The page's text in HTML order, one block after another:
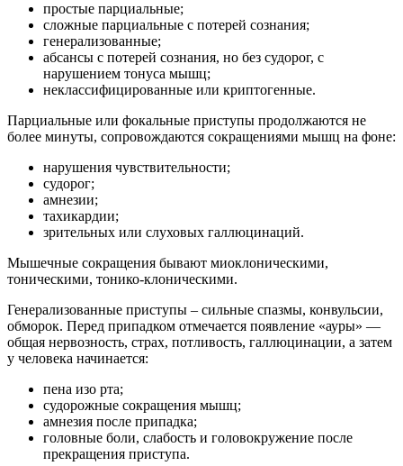
простые парциальные;
сложные парциальные с потерей сознания;
генерализованные;
абсансы с потерей сознания, но без судорог, с
нарушением тонуса мышц;
неклассифицированные или криптогенные.
Парциальные или фокальные приступы продолжаются не
более минуты, сопровождаются сокращениями мышц на фоне:
нарушения чувствительности;
судорог;
амнезии;
тахикардии;
зрительных или слуховых галлюцинаций.
Мышечные сокращения бывают миоклоническими,
тоническими, тонико-клоническими.
Генерализованные приступы – сильные спазмы, конвульсии,
обморок. Перед припадком отмечается появление «ауры» —
общая нервозность, страх, потливость, галлюцинации, а затем
у человека начинается:
пена изо рта;
судорожные сокращения мышц;
амнезия после припадка;
головные боли, слабость и головокружение после
прекращения приступа.